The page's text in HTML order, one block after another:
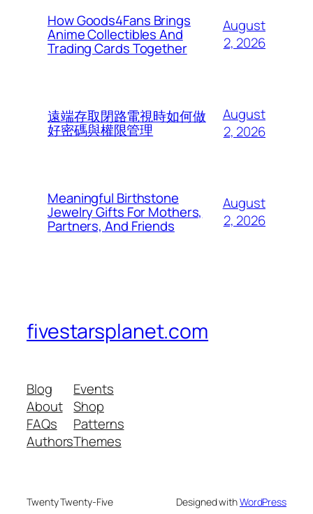
How Goods4Fans Brings
Anime Collectibles And
Trading Cards Together
August
2, 2026
遠端存取閉路電視時如何做
好密碼與權限管理
August
2, 2026
Meaningful Birthstone
Jewelry Gifts For Mothers,
Partners, And Friends
August
2, 2026
fivestarsplanet.com
Blog
About
FAQs
Authors
Events
Shop
Patterns
Themes
Twenty Twenty-Five Designed withWordPress